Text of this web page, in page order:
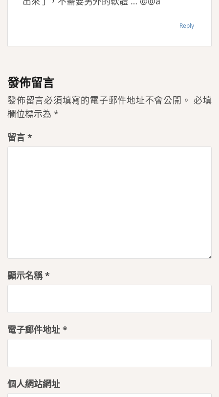
Reply
發佈留言
發佈留言必須填寫的電子郵件地址不會公開。 必填
欄位標示為 *
留言 *
顯示名稱*
電子郵件地址 *
個人網站網址